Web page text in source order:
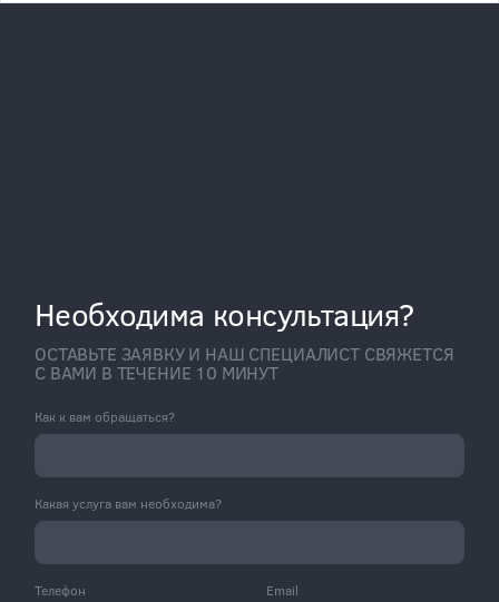
Необходима консультация?
ОСТАВЬТЕ ЗАЯВКУ И НАШ СПЕЦИАЛИСТ СВЯЖЕТСЯ
С ВАМИ В ТЕЧЕНИЕ 10 МИНУТ
Как к вам обращаться?
Какая услуга вам необходима?
Телефон Email